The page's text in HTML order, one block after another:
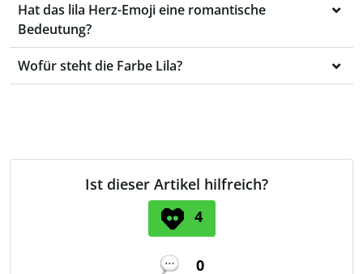
Hat das lila Herz-Emoji eine romantische
Bedeutung?
Wofür steht die Farbe Lila?
Ist dieser Artikel hilfreich?
4
0